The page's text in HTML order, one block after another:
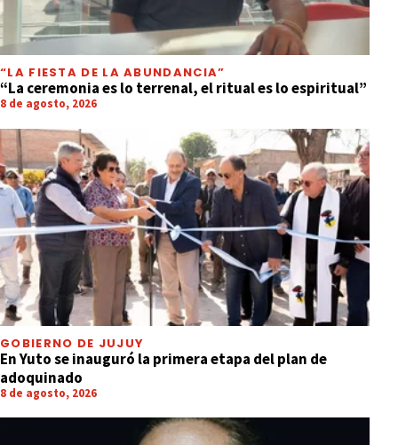
“LA FIESTA DE LA ABUNDANCIA”
“La ceremonia es lo terrenal, el ritual es lo espiritual”
8 de agosto, 2026
GOBIERNO DE JUJUY
En Yuto se inauguró la primera etapa del plan de
adoquinado
8 de agosto, 2026